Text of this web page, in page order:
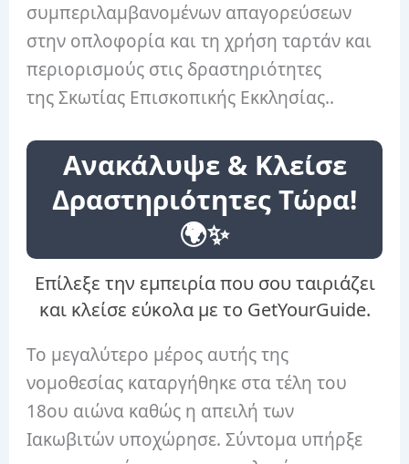
συμπεριλαμβανομένων απαγορεύσεων
στην οπλοφορία και τη χρήση ταρτάν και
περιορισμούς στις δραστηριότητες
της Σκωτίας Επισκοπικής Εκκλησίας..
Ανακάλυψε & Κλείσε
Δραστηριότητες Τώρα!
🌍✨
Επίλεξε την εμπειρία που σου ταιριάζει
και κλείσε εύκολα με το GetYourGuide.
Το μεγαλύτερο μέρος αυτής της
νομοθεσίας καταργήθηκε στα τέλη του
18ου αιώνα καθώς η απειλή των
Ιακωβιτών υποχώρησε. Σύντομα υπήρξε